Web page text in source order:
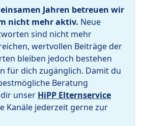
Jahren betreuen wir
nicht mehr aktiv. Neue
sind nicht mehr
wertvollen Beiträge der
bleiben jedoch bestehen
für dich zugänglich. Damit du
Beratung
unser HiPP Elternservice
Kanäle jederzeit gerne zur